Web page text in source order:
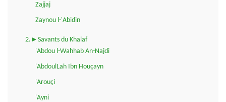
Zajjaj
Zaynou l-'Abidin
2.►Savants du Khalaf
'Abdou l-Wahhab An-Najdi
'AbdoulLah Ibn Houçayn
'Arouçi
'Ayni